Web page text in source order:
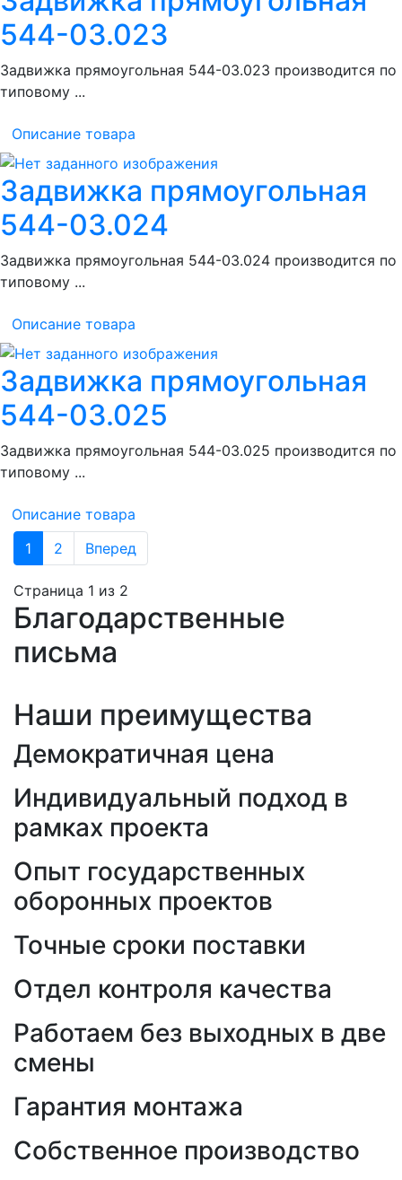
544-03.023
Задвижка прямоугольная 544-03.023 производится по
типовому ...
Описание товара
Задвижка прямоугольная
544-03.024
Задвижка прямоугольная 544-03.024 производится по
типовому ...
Описание товара
Задвижка прямоугольная
544-03.025
Задвижка прямоугольная 544-03.025 производится по
типовому ...
Описание товара
1
2 Вперед
Страница 1 из 2
Благодарственные
письма
Наши преимущества
Демократичная цена
Индивидуальный подход в
рамках проекта
Опыт государственных
оборонных проектов
Точные сроки поставки
Отдел контроля качества
Работаем без выходных в две
смены
Гарантия монтажа
Собственное производство